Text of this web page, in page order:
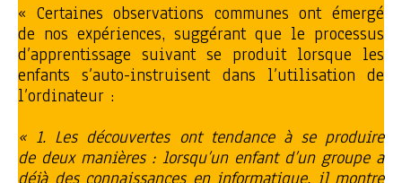
« Certaines observations communes ont émergé
de nos expériences, suggérant que le processus
d’apprentissage suivant se produit lorsque les
enfants s’auto-instruisent dans l’utilisation de
l’ordinateur :
« 1. Les découvertes ont tendance à se produire
de deux manières : lorsqu’un enfant d’un groupe a
déjà des connaissances en informatique, il montre